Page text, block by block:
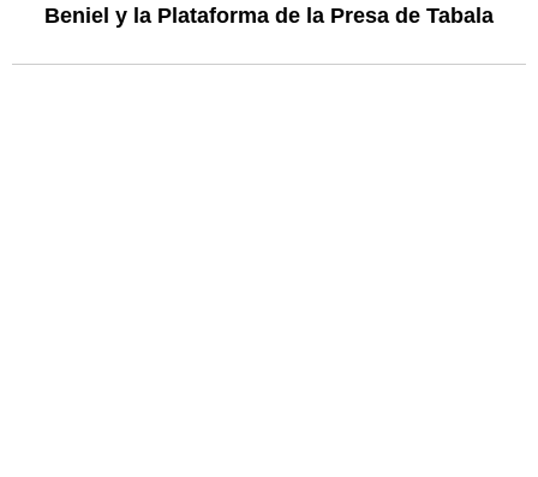
Beniel y la Plataforma de la Presa de Tabala